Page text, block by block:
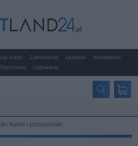
konto Zamówienia Ulubione
Aktualności
Rejestracja
Logowanie
/ Kable i przejściówki